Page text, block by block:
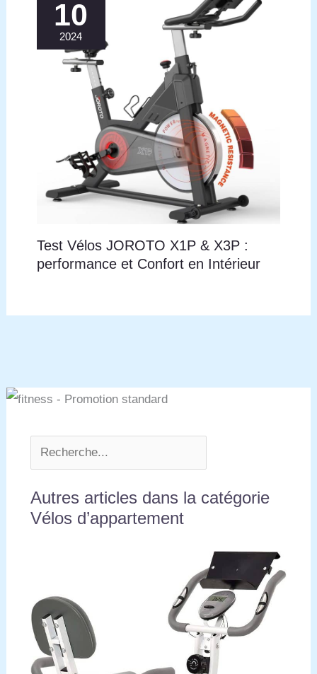
10
2024
Test Vélos JOROTO X1P & X3P :
performance et Confort en Intérieur
Autres articles dans la catégorie
Vélos d’appartement